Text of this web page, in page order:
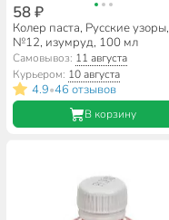
58 ₽
Колер паста, Русские узоры,
№12, изумруд, 100 мл
Самовывоз: 11 августа
Курьером: 10 августа
4.9•46 отзывов
В корзину